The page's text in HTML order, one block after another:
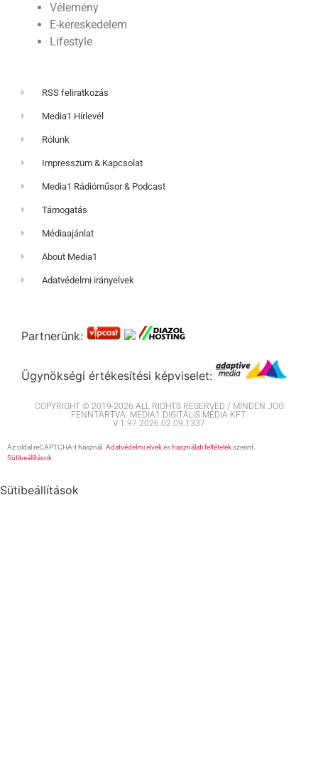
Vélemény
E-kereskedelem
Lifestyle
RSS feliratkozás
Media1 Hírlevél
Rólunk
Impresszum & Kapcsolat
Media1 Rádióműsor & Podcast
Támogatás
Médiaajánlat
About Media1
Adatvédelmi irányelvek
Partnerünk:
Ügynökségi értékesítési képviselet:
COPYRIGHT © 2019-2026 ALL RIGHTS RESERVED / MINDEN JOG
FENNTARTVA. MEDIA1 DIGITÁLIS MÉDIA KFT.
V 1.97.2026.02.09.1337
Az oldal reCAPTCHA-t használ. Adatvédelmi elvekés használati feltételekszerint.
Sütibeállítások
Sütibeállítások